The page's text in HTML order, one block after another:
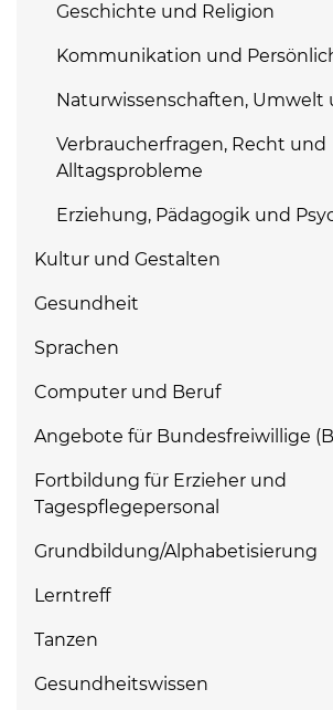
Geschichte und Religion
Kommunikation und
Naturwissenschaften, Umwelt
Verbraucherfragen, Recht und
Alltagsprobleme
Erziehung, Pädagogik und
Kultur und Gestalten
Gesundheit
Sprachen
Computer und Beruf
Angebote für Bundesfreiwillige
Fortbildung für Erzieher und
Tagespflegepersonal
Grundbildung/Alphabetisierung
Lerntreff
Tanzen
Gesundheitswissen